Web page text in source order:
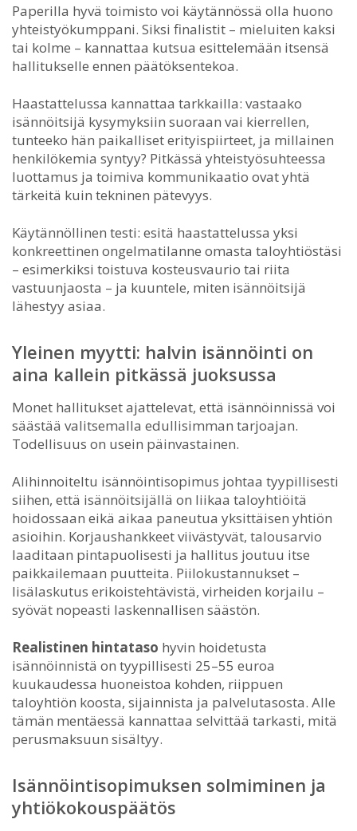
Paperilla hyvä toimisto voi käytännössä olla huono
yhteistyökumppani. Siksi finalistit – mieluiten kaksi
tai kolme – kannattaa kutsua esittelemään itsensä
hallitukselle ennen päätöksentekoa.
Haastattelussa kannattaa tarkkailla: vastaako
isännöitsijä kysymyksiin suoraan vai kierrellen,
tunteeko hän paikalliset erityispiirteet, ja millainen
henkilökemia syntyy? Pitkässä yhteistyösuhteessa
luottamus ja toimiva kommunikaatio ovat yhtä
tärkeitä kuin tekninen pätevyys.
Käytännöllinen testi: esitä haastattelussa yksi
konkreettinen ongelmatilanne omasta taloyhtiöstäsi
– esimerkiksi toistuva kosteusvaurio tai riita
vastuunjaosta – ja kuuntele, miten isännöitsijä
lähestyy asiaa.
Yleinen myytti: halvin isännöinti on
aina kallein pitkässä juoksussa
Monet hallitukset ajattelevat, että isännöinnissä voi
säästää valitsemalla edullisimman tarjoajan.
Todellisuus on usein päinvastainen.
Alihinnoiteltu isännöintisopimus johtaa tyypillisesti
siihen, että isännöitsijällä on liikaa taloyhtiöitä
hoidossaan eikä aikaa paneutua yksittäisen yhtiön
asioihin. Korjaushankkeet viivästyvät, talousarvio
laaditaan pintapuolisesti ja hallitus joutuu itse
paikkailemaan puutteita. Piilokustannukset –
lisälaskutus erikoistehtävistä, virheiden korjailu –
syövät nopeasti laskennallisen säästön.
Realistinen hintataso hyvin hoidetusta
isännöinnistä on tyypillisesti 25–55 euroa
kuukaudessa huoneistoa kohden, riippuen
taloyhtiön koosta, sijainnista ja palvelutasosta. Alle
tämän mentäessä kannattaa selvittää tarkasti, mitä
perusmaksuun sisältyy.
Isännöintisopimuksen solmiminen ja
yhtiökokouspäätös